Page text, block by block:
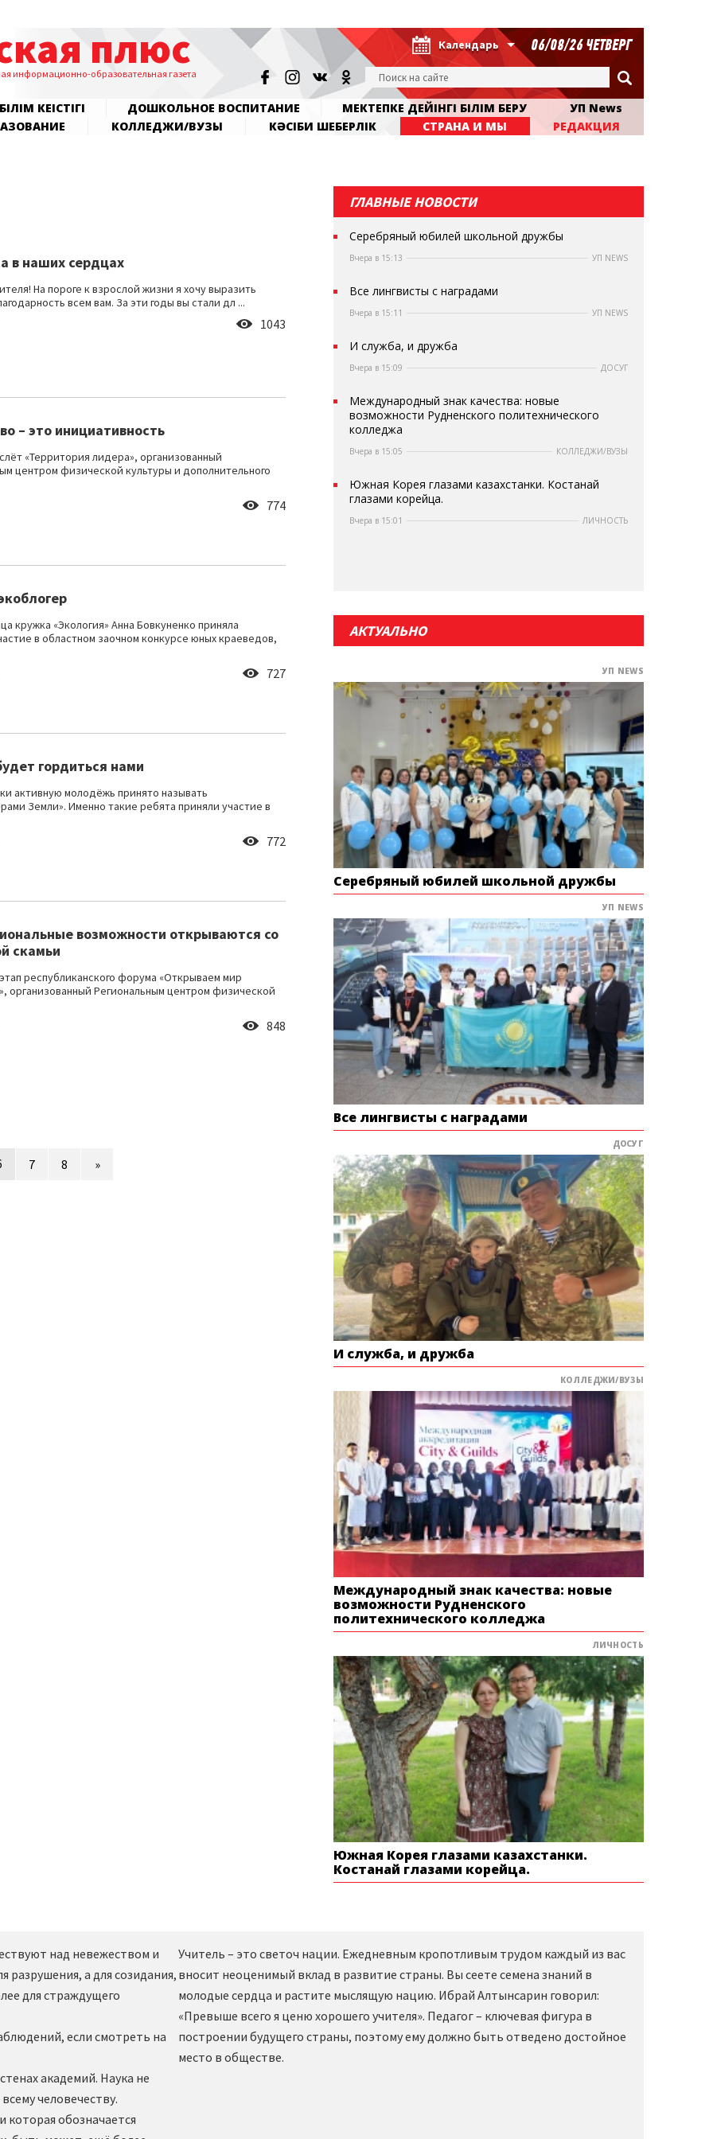
плюс
информационно-образовательная газета
Календарь 06/08/26 ЧЕТВЕРГ
БІЛІМ КЕҢІСТІГІ ДОШКОЛЬНОЕ ВОСПИТАНИЕ МЕКТЕПКЕ ДЕЙІНГІ БІЛІМ БЕРУ
УП News
КОЛЛЕДЖИ/ВУЗЫ КӘСІБИ ШЕБЕРЛІК СТРАНА И МЫ РЕДАКЦИЯ
в наших сердцах
На пороге к взрослой жизни я хочу выразить
всем вам. За эти годы вы стали дл ...
1043
– это инициативность
«Территория лидера», организованный
центром физической культуры и дополнительного
774
кружка «Экология» Анна Бовкуненко приняла
в областном заочном конкурсе юных краеведов,
727
гордиться нами
активную молодёжь принято называть
Земли». Именно такие ребята приняли участие в
772
возможности открываются со
скамьи
республиканского форума «Открываем мир
организованный Региональным центром физической
848
7 8 »
ГЛАВНЫЕ НОВОСТИ
Серебряный юбилей школьной дружбы
Вчера в 15:13 УП NEWS
Все лингвисты с наградами
Вчера в 15:11 УП NEWS
И служба, и дружба
Вчера в 15:09 ДОСУГ
Международный знак качества: новые
возможности Рудненского политехнического
колледжа
Вчера в 15:05 КОЛЛЕДЖИ/ВУЗЫ
Южная Корея глазами казахстанки. Костанай
глазами корейца.
Вчера в 15:01 ЛИЧНОСТЬ
АКТУАЛЬНО
УП NEWS
Серебряный юбилей школьной дружбы
УП NEWS
Все лингвисты с наградами
ДОСУГ
И служба, и дружба
КОЛЛЕДЖИ/ВУЗЫ
Международный знак качества: новые
возможности Рудненского
политехнического колледжа
ЛИЧНОСТЬ
Южная Корея глазами казахстанки.
Костанай глазами корейца.
над невежеством и
разрушения, а для созидания,
для страждущего
если смотреть на
академий. Наука не
человечеству.
которая обозначается
Учитель – это светоч нации. Ежедневным кропотливым трудом каждый из вас
вносит неоценимый вклад в развитие страны. Вы сеете семена знаний в
молодые сердца и растите мыслящую нацию. Ибрай Алтынсарин говорил:
«Превыше всего я ценю хорошего учителя». Педагог – ключевая фигура в
построении будущего страны, поэтому ему должно быть отведено достойное
место в обществе.